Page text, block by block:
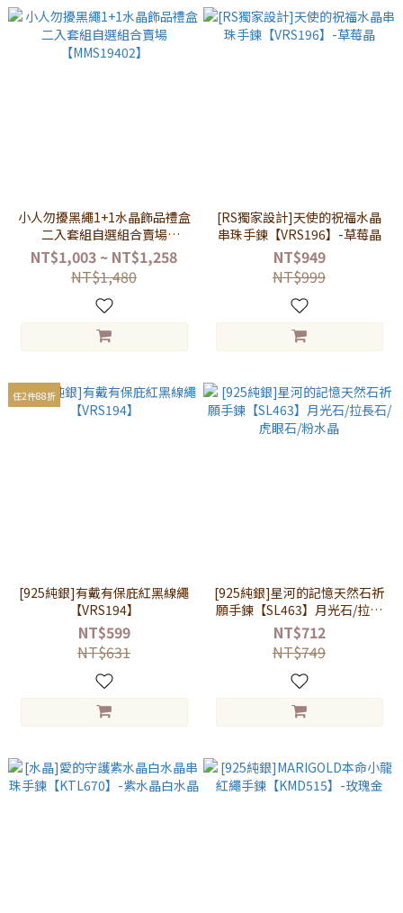
小人勿擾黑繩1+1水晶飾品禮盒
二入套組自選組合賣場
【MMS19402】
NT$1,003 ~ NT$1,258
NT$1,480
[RS獨家設計]天使的祝福水晶
串珠手鍊【VRS196】-草莓晶
NT$949
NT$999
任2件88折
[925純銀]有戴有保庇紅黑線繩
【VRS194】
NT$599
NT$631
[925純銀]星河的記憶天然石祈
願手鍊【SL463】月光石/拉長
石/虎眼石/粉水晶
NT$712
NT$749